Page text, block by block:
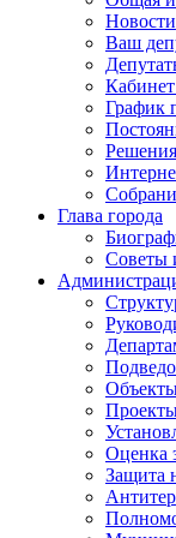
Новости
Ваш
Кабинет
График
Глава города
Советы
Оценка
Защита